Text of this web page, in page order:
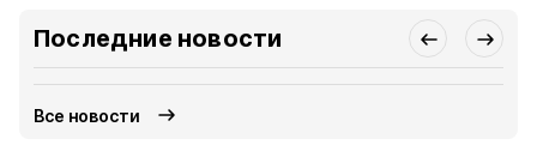
Последние новости
Все новости